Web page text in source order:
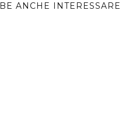
ANCHE INTERESSARE